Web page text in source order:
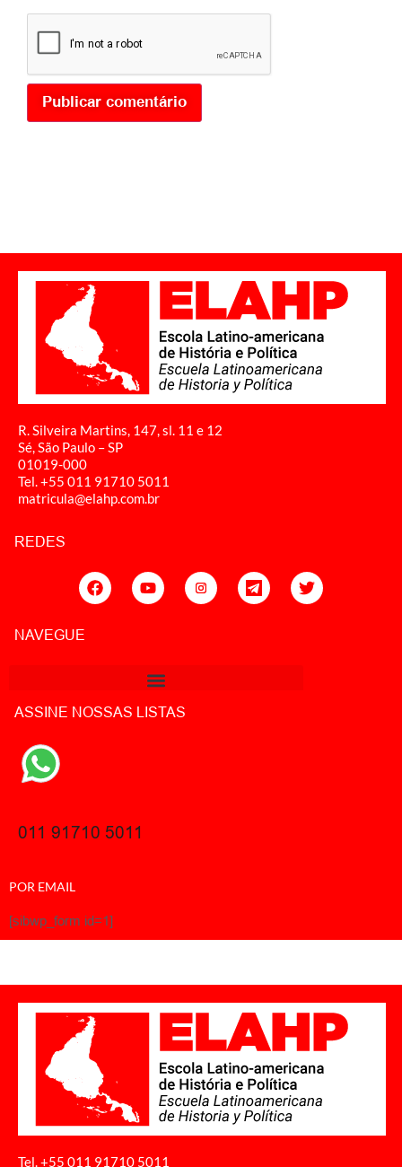
R. Silveira Martins, 147, sl. 11 e 12
Sé, São Paulo – SP
01019-000
Tel. +55 011 91710 5011
matricula@elahp.com.br
REDES
NAVEGUE
ASSINE NOSSAS LISTAS
011 91710 5011
POR EMAIL
[sibwp_form id=1]
Tel. +55 011 91710 5011